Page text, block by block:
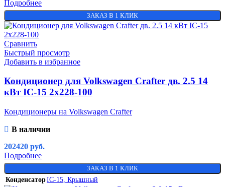
Подробнее
ЗАКАЗ В 1 КЛИК
Сравнить
Быстрый просмотр
Добавить в избранное
Кондиционер для Volkswagen Crafter дв. 2.5 14
кВт IC-15 2х228-100
Кондиционеры на Volkswagen Crafter
В наличии
202420 руб.
Подробнее
ЗАКАЗ В 1 КЛИК
КонденсаторIC-15 Крышный